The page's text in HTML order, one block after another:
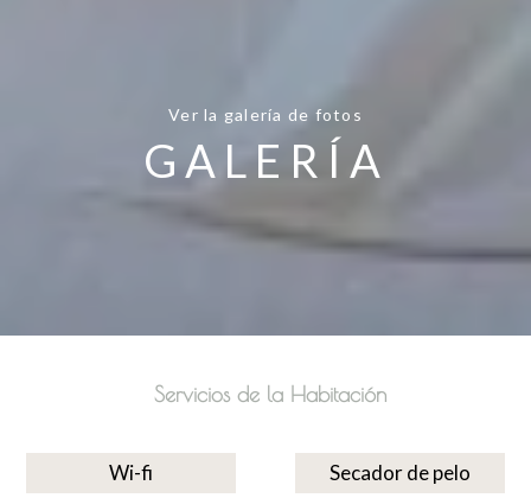
Ver la galería de fotos
GALERÍA
Servicios de la Habitación
Wi-fi
Secador de pelo